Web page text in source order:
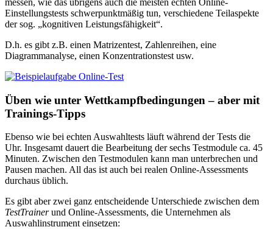
messen, wie das übrigens auch die meisten echten Online-
Einstellungstests schwerpunktmäßig tun, verschiedene Teilaspekte
der sog. „kognitiven Leistungsfähigkeit“.
D.h. es gibt z.B. einen Matrizentest, Zahlenreihen, eine
Diagrammanalyse, einen Konzentrationstest usw.
Üben wie unter Wettkampfbedingungen – aber mit
Trainings-Tipps
Ebenso wie bei echten Auswahltests läuft während der Tests die
Uhr. Insgesamt dauert die Bearbeitung der sechs Testmodule ca. 45
Minuten. Zwischen den Testmodulen kann man unterbrechen und
Pausen machen. All das ist auch bei realen Online-Assessments
durchaus üblich.
Es gibt aber zwei ganz entscheidende Unterschiede zwischen dem
TestTrainerund Online-Assessments, die Unternehmen als
Auswahlinstrument einsetzen: